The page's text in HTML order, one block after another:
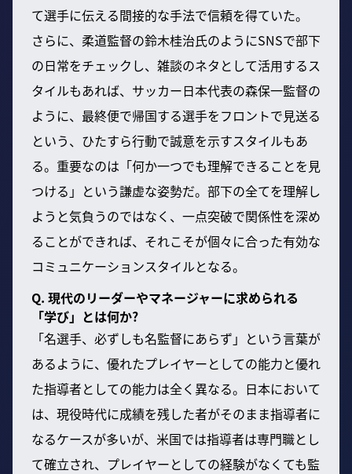
て選手に伝える間接的な手法で信頼を得ていた。
さらに、柔道監督の鈴木桂治氏のようにSNSで部下
の日常をチェックし、雑談のネタとして活用するス
タイルもあれば、サッカー日本代表の森保一監督の
ように、最終便で帰国する選手をフロントで見送る
という、ひたすら行動で誠意を示すスタイルもあ
る。重要なのは「何か一つでも理解できることを見
つける」という謙虚な姿勢だ。部下の全てを理解し
ようと気負うのではなく、一点突破で関係性を深め
ることができれば、それこそが個々に合った有効な
コミュニケーションスタイルとなる。
Q. 現代のリーダーやマネージャーに求められる
「学び」とは何か?
「名選手、必ずしも名監督にあらず」という言葉が
あるように、優れたプレイヤーとしての能力と優れ
た指導者としての能力は全く異なる。日本において
は、現役時代に成績を残した者がそのまま指導者に
なるケースが多いが、米国では指導者は専門職とし
て確立され、プレイヤーとしての経験がなくても監